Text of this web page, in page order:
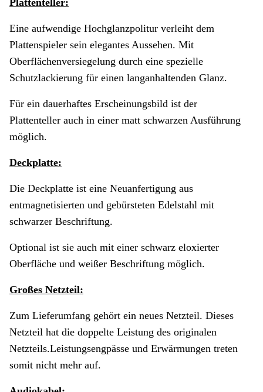
Plattenteller:
Eine aufwendige Hochglanzpolitur verleiht dem
Plattenspieler sein elegantes Aussehen. Mit
Oberflächenversiegelung durch eine spezielle
Schutzlackierung für einen langanhaltenden Glanz.
Für ein dauerhaftes Erscheinungsbild ist der
Plattenteller auch in einer matt schwarzen Ausführung
möglich.
Deckplatte:
Die Deckplatte ist eine Neuanfertigung aus
entmagnetisierten und gebürsteten Edelstahl mit
schwarzer Beschriftung.
Optional ist sie auch mit einer schwarz eloxierter
Oberfläche und weißer Beschriftung möglich.
Großes Netzteil:
Zum Lieferumfang gehört ein neues Netzteil. Dieses
Netzteil hat die doppelte Leistung des originalen
Netzteils.Leistungsengpässe und Erwärmungen treten
somit nicht mehr auf.